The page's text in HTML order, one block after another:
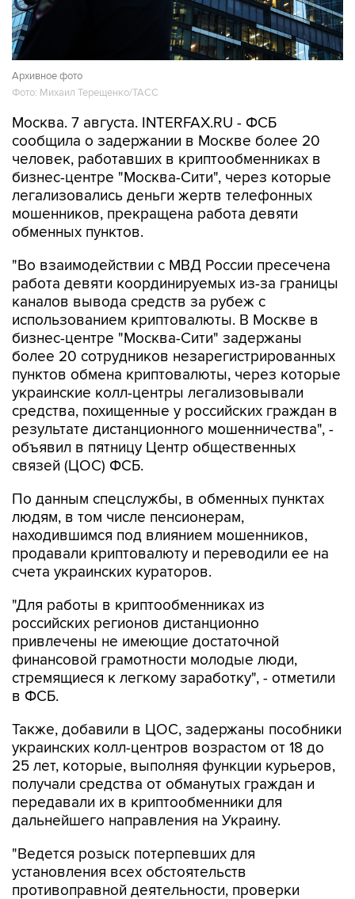
Архивное фото
Фото: Михаил Терещенко/ТАСС
Москва. 7 августа. INTERFAX.RU - ФСБ
сообщила о задержании в Москве более 20
человек, работавших в криптообменниках в
бизнес-центре "Москва-Сити", через которые
легализовались деньги жертв телефонных
мошенников, прекращена работа девяти
обменных пунктов.
"Во взаимодействии с МВД России пресечена
работа девяти координируемых из-за границы
каналов вывода средств за рубеж с
использованием криптовалюты. В Москве в
бизнес-центре "Москва-Сити" задержаны
более 20 сотрудников незарегистрированных
пунктов обмена криптовалюты, через которые
украинские колл-центры легализовывали
средства, похищенные у российских граждан в
результате дистанционного мошенничества", -
объявил в пятницу Центр общественных
связей (ЦОС) ФСБ.
По данным спецслужбы, в обменных пунктах
людям, в том числе пенсионерам,
находившимся под влиянием мошенников,
продавали криптовалюту и переводили ее на
счета украинских кураторов.
"Для работы в криптообменниках из
российских регионов дистанционно
привлечены не имеющие достаточной
финансовой грамотности молодые люди,
стремящиеся к легкому заработку", - отметили
в ФСБ.
Также, добавили в ЦОС, задержаны пособники
украинских колл-центров возрастом от 18 до
25 лет, которые, выполняя функции курьеров,
получали средства от обманутых граждан и
передавали их в криптообменники для
дальнейшего направления на Украину.
"Ведется розыск потерпевших для
установления всех обстоятельств
противоправной деятельности, проверки